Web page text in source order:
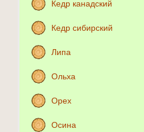
Кедр канадский
Кедр сибирский
Липа
Ольха
Орех
Осина